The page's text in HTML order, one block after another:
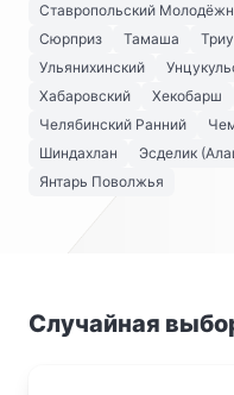
Ставропольский
Сюрприз
Тамаша
Ульянихинский
Хабаровский
Хекобарш
Челябинский Ранний
Шиндахлан
Эсделик
Янтарь Поволжья
Случайная